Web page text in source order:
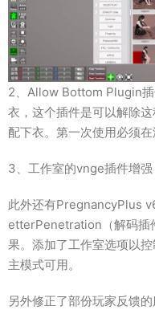
2、Allow Bottom Plugin
衣，这个插件是可以解除
配下衣。第一次使用必须在
3、工作室的vnge插件增强
此外还有PregnancyPlus
etterPenetration（解码插
果。添加了工作室选项以
主模式可用。
另外修正了部份玩家反馈